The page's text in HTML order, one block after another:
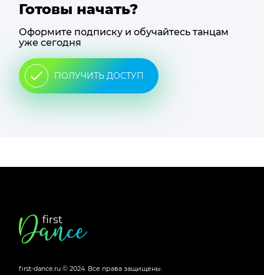
Готовы начать?
Оформите подписку и обучайтесь танцам
уже сегодня
ПОЛУЧИТЬ ДОСТУП
Футер
сайта
first-dance.ru © 2024. Все права защищены.